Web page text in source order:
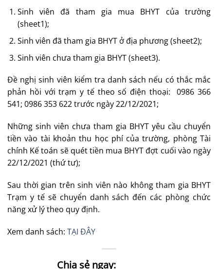
Sinh viên đã tham gia mua BHYT của trường
(sheet1);
Sinh viên đã tham gia BHYT ở địa phương (sheet2);
Sinh viên chưa tham gia BHYT (sheet3).
Đề nghị sinh viên kiểm tra danh sách nếu có thắc mắc
phản hồi với trạm y tế theo số điện thoại: 0986 366
541; 0986 353 622 trước ngày 22/12/2021;
Những sinh viên chưa tham gia BHYT yêu cầu chuyển
tiền vào tài khoản thu học phí của trường, phòng Tài
chính Kế toán sẽ quét tiền mua BHYT đợt cuối vào ngày
22/12/2021 (thứ tư);
Sau thời gian trên sinh viên nào không tham gia BHYT
Trạm y tế sẽ chuyển danh sách đến các phòng chức
năng xử lý theo quy định.
Xem danh sách: TẠI ĐÂY